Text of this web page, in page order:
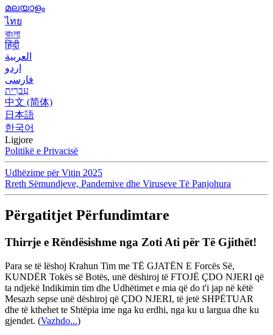
മലയാളം
ไทย
বাংলা
हिंदी
العربية
اردو
فارسی
עִברִית
中文 (简体)
日本語
한국어
Ligjore
Politikë e Privacisë
Udhëzime për Vitin 2025
Rreth Sëmundjeve, Pandemive dhe Viruseve Të Panjohura
Përgatitjet Përfundimtare
Thirrje e Rëndësishme nga Zoti Ati për Të Gjithët!
Para se të lëshoj Krahun Tim me TË GJATËN E Forcës Së,
KUNDËR Tokës së Botës, unë dëshiroj të FTOJË ÇDO NJERI që
ta ndjekë Indikimin tim dhe Udhëtimet e mia që do t'i jap në këtë
Mesazh sepse unë dëshiroj që ÇDO NJERI, të jetë SHPËTUAR
dhe të kthehet te Shtëpia ime nga ku erdhi, nga ku u largua dhe ku
gjendet. (Vazhdo...)